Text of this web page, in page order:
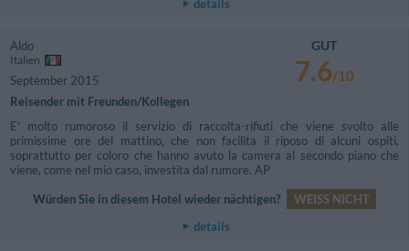
details
Aldo
Italien
September 2015
Reisender mit Freunden/Kollegen
GUT
7.6/10
E' molto rumoroso il servizio di raccolta-rifiuti che viene svolto alle
primissime ore del mattino, che non facilita il riposo di alcuni ospiti,
soprattutto per coloro che hanno avuto la camera al secondo piano che
viene, come nel mio caso, investita dal rumore. AP
Würden Sie in diesem Hotel wieder nächtigen?
WEISS NICHT
details